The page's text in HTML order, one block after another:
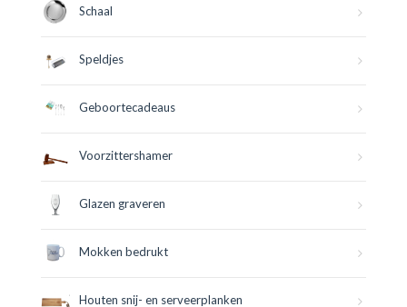
Schaal
Speldjes
Geboortecadeaus
Voorzittershamer
Glazen graveren
Mokken bedrukt
Houten snij- en serveerplanken